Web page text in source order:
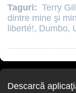
Taguri: Terry
dintre mine şi
liberté!, Dumbo,
Descarcă